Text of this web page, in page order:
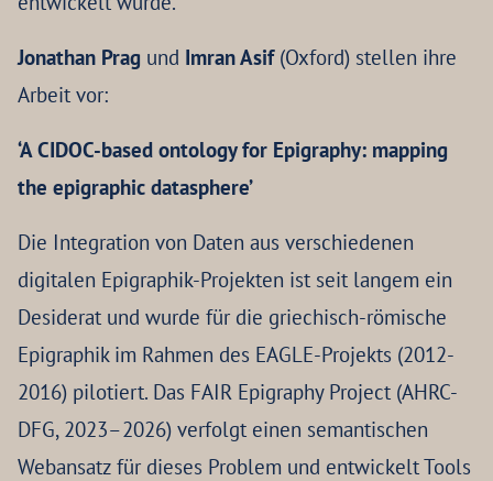
Jonathan Prag und Imran Asif(Oxford) stellen ihre
Arbeit vor:
‘A CIDOC-based ontology for Epigraphy: mapping
the epigraphic datasphere’
Die Integration von Daten aus verschiedenen
digitalen Epigraphik-Projekten ist seit langem ein
Desiderat und wurde für die griechisch-römische
Epigraphik im Rahmen des EAGLE-Projekts (2012-
2016) pilotiert. Das FAIR Epigraphy Project (AHRC-
DFG, 2023–2026) verfolgt einen semantischen
Webansatz für dieses Problem und entwickelt Tools